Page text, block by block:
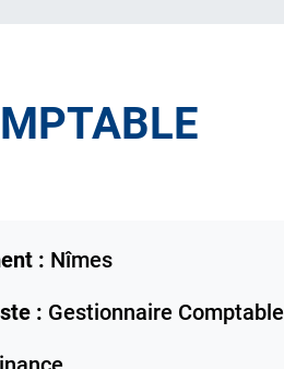
: Nîmes
: Gestionnaire Comptable